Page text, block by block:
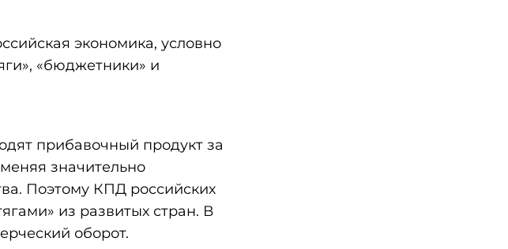
экономика, условно
«бюджетники» и
прибавочный продукт за
значительно
Поэтому КПД российских
из развитых стран. В
оборот.